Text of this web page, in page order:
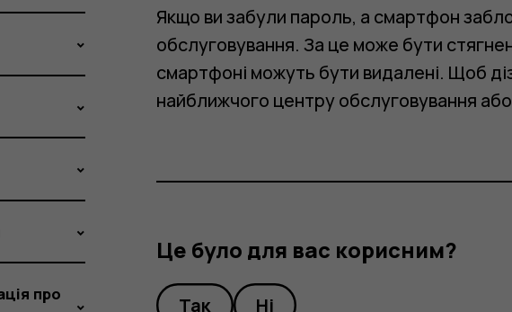
про
Якщо ви забули пароль, а смартфон
обслуговування. За це може бути
смартфоні можуть бути видалені. Щоб
найближчого центру обслуговування
Це було для вас корисним?
Так Ні